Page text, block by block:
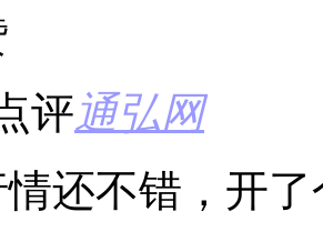
评通弘网
还不错，开